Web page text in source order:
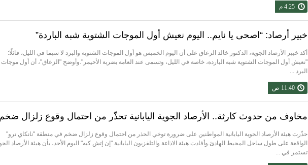
4:25 م
خبير أرصاد: “اصحى يا نايم.. اليوم نعيش أول الموجات الشتوية شبه الباردة”
أكد خبير الأرصاد الجوية، الدكتور خالد الزعاق على أن اليوم الخميس هو أول الموجات الشتوية والبرد لا سيما في الليل، قائلًا:
"نعيش أول الموجات الشتوية شبه الباردة، خاصة في الليل، وتسمى عند العامة بضربة الأحيمر".وأوضح "الزعاق"، أن أول موجات
البرد ...
11:40 ص
مخاوف من حدوث كارثة.. الأرصاد الجوية اليابانية تحذّر من احتمال وقوع زلزال
حذّرت هيئة الأرصاد الجوية اليابانية المواطنين على ضرورة توخي الحذر من احتمال وقوع زلزال ضخم في منطقة "نانكاي ترو"
الواقعة على طول ساحل المحيط الهادئ.وأفادت هيئة الاذاعة والتلفزيون اليابانية "إن إتش كيه" اليوم الأحد، بأن هيئة الأرصاد
تستمر في ...